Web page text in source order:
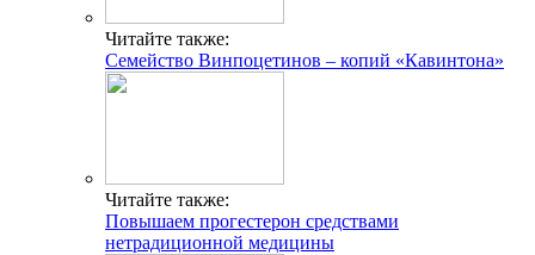
Читайте также:
Семейство Винпоцетинов – копий «Кавинтона»
Читайте также:
Повышаем прогестерон средствами
нетрадиционной медицины